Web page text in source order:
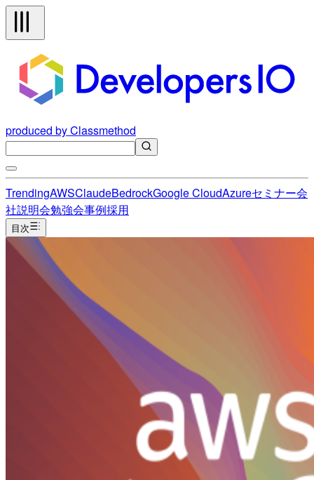
produced by Classmethod
TrendingAWSClaudeBedrockGoogle CloudAzureセミナー会
社説明会勉強会事例採用
目次